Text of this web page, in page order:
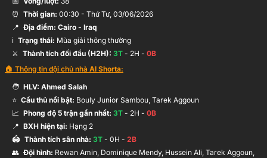
⏰ Thời gian: 00:30 - Thứ Tư, 03/06/2026
📍 Địa điểm: Cairo - Iraq
ℹ️ Trạng thái: Mùa giải thông thường
⚔️ Thành tích đối đầu (H2H): 3T - 2H - 0B
🏠 Thông tin đội chủ nhà Al Shorta:
🧑 HLV: Ahmed Salah
⭐ Cầu thủ nổi bật: Bouly Junior Sambou, Tarek Aggoun
📈 Phong độ 5 trận gần nhất: 3T - 2H - 0B
📍 BXH hiện tại: Hạng 2
🏟️ Thành tích sân nhà: 3T - 0H - 2B
👥 Đội hình: Rewan Amin, Dominique Mendy, Hussein Ali, Tarek Aggoun,